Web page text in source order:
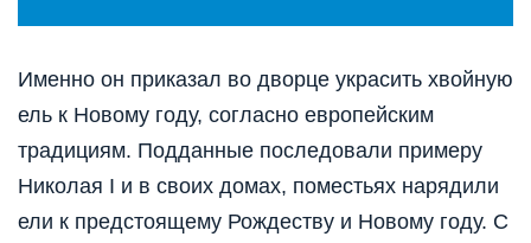
Именно он приказал во дворце украсить хвойную
ель к Новому году, согласно европейским
традициям. Подданные последовали примеру
Николая I и в своих домах, поместьях нарядили
ели к предстоящему Рождеству и Новому году. С